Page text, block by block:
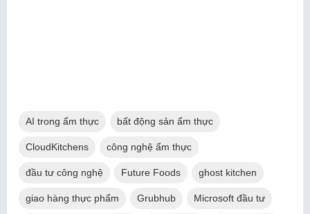
AI trong ẩm thực bất động sản ẩm thực
CloudKitchens công nghệ ẩm thực
đầu tư công nghệ Future Foods ghost kitchen
giao hàng thực phẩm Grubhub Microsoft đầu tư